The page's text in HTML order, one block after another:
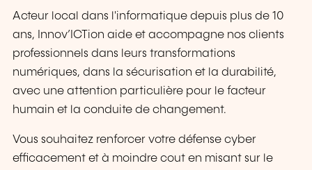
Acteur local dans l'informatique depuis plus de 10
ans, Innov’ICTion aide et accompagne nos clients
professionnels dans leurs transformations
numériques, dans la sécurisation et la durabilité,
avec une attention particulière pour le facteur
humain et la conduite de changement.
Vous souhaitez renforcer votre défense cyber
efficacement et à moindre cout en misant sur le